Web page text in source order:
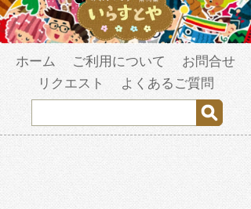
ホーム ご利用について
お問合せ
リクエスト
よくあるご質問